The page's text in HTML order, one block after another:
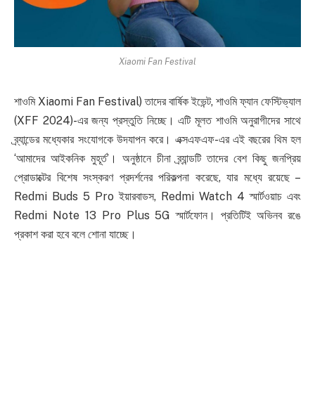
Xiaomi Fan Festival
শাওমি Xiaomi Fan Festival) তাদের বার্ষিক ইভেন্ট, শাওমি ফ্যান ফেস্টিভ্যাল
(XFF 2024)-এর জন্য প্রস্তুতি নিচ্ছে। এটি মূলত শাওমি অনুরাগীদের সাথে
ব্র্যান্ডের মধ্যেকার সংযোগকে উদযাপন করে। এক্সএফএফ-এর এই বছরের থিম হল
‘আমাদের আইকনিক মুহূর্ত’। অনুষ্ঠানে চীনা ব্র্যান্ডটি তাদের বেশ কিছু জনপ্রিয়
প্রোডাক্টের বিশেষ সংস্করণ প্রদর্শনের পরিকল্পনা করেছে, যার মধ্যে রয়েছে –
Redmi Buds 5 Pro ইয়ারবাডস, Redmi Watch 4 স্মার্টওয়াচ এবং
Redmi Note 13 Pro Plus 5G স্মার্টফোন। প্রতিটিই অভিনব রঙে
প্রকাশ করা হবে বলে শোনা যাচ্ছে।